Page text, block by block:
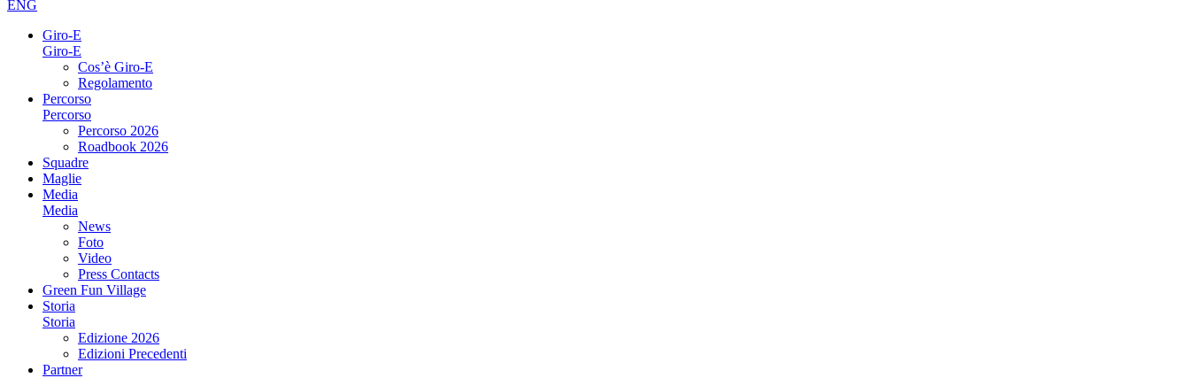
ENG
Giro-E
Giro-E
Cos’è Giro-E
Regolamento
Percorso
Percorso
Percorso 2026
Roadbook 2026
Squadre
Maglie
Media
Media
News
Foto
Video
Press Contacts
Green Fun Village
Storia
Storia
Edizione 2026
Edizioni Precedenti
Partner